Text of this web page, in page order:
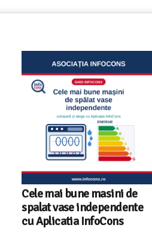
Ghid InfoCons – Cum sa
alegi masina de spalat vase